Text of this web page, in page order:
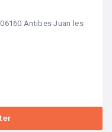
Antibes Juan les